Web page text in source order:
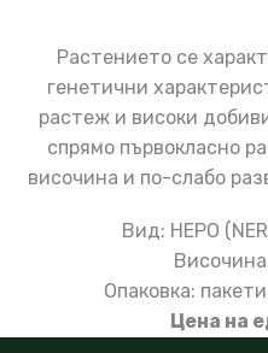
Растението се
генетични
растеж и високи
спрямо първокласно
височина и по-слабо
Вид: НЕРО
Опаковка:
Цена на